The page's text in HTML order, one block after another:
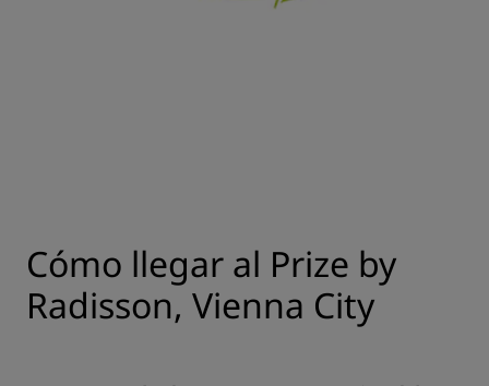
Cómo llegar al Prize by
Radisson, Vienna City